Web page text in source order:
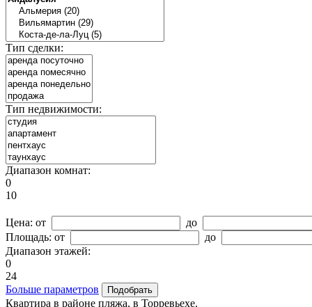
Тип сделки:
Тип недвижимости:
Диапазон комнат:
0
10
Цена: от до
Площадь: от
до
Диапазон этажей:
0
24
Больше параметров
Квартира в районе пляжа, в Торревьехе.